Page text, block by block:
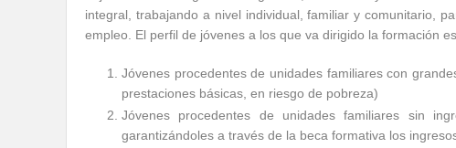
integral, trabajando a nivel individual, familiar y comunitario,
empleo. El perfil de jóvenes a los que va dirigido la formación
Jóvenes procedentes de unidades familiares con
prestaciones básicas, en riesgo de pobreza)
Jóvenes procedentes de unidades familiares sin
garantizándoles a través de la beca formativa los